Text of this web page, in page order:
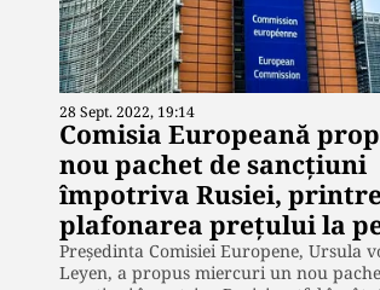
28 Sept. 2022, 19:14
Comisia Europeană
nou pachet de sancţiuni
împotriva Rusiei,
plafonarea preţului la
Preşedinta Comisiei Europene, Ursula
Leyen, a propus miercuri un nou